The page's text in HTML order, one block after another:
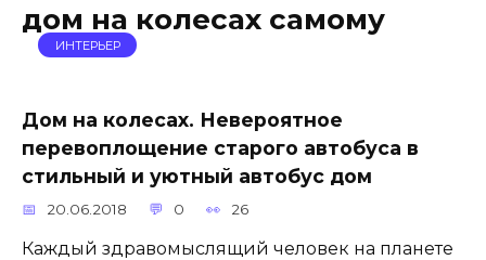
дом на колесах самому
ИНТЕРЬЕР
Дом на колесах. Невероятное
перевоплощение старого автобуса в
стильный и уютный автобус дом
20.06.2018 0 26
Каждый здравомыслящий человек на планете